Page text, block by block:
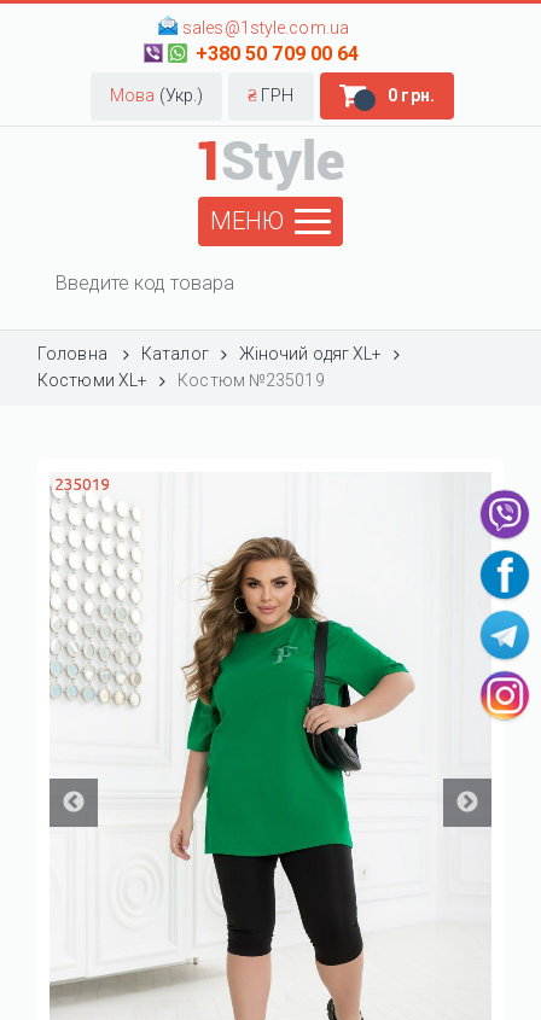
sales@1style.com.ua
+380 50 709 00 64
Мова (Укр.) ₴ ГРН 0 грн.
МЕНЮ
Головна Каталог
Жіночий одяг XL+
Костюми XL+
Костюм №235019